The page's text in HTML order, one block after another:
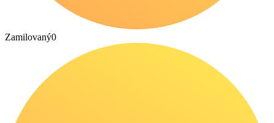
Zamilovaný0